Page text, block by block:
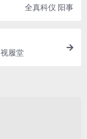
全真科仪 阳事
履堂